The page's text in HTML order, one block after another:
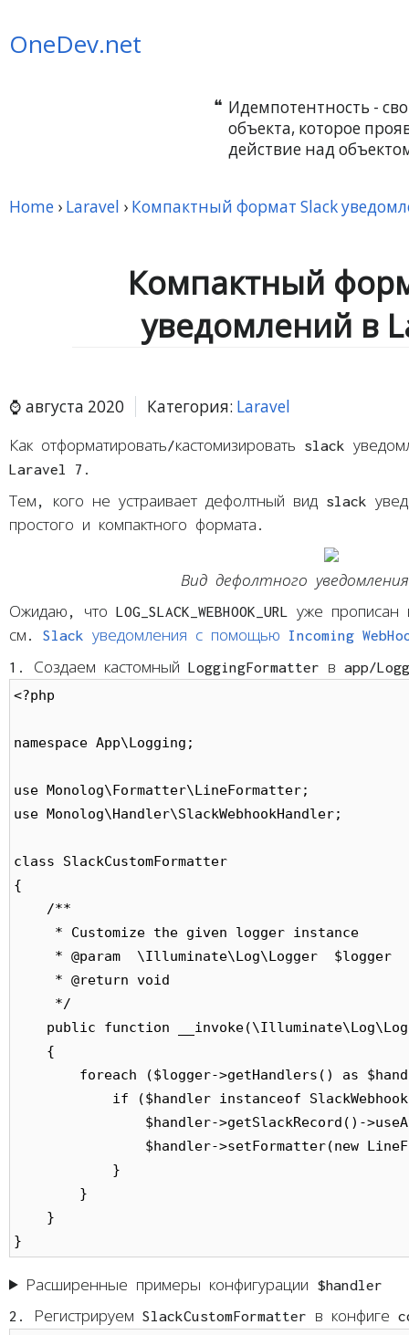
OneDev.net
Идемпотентность -
объекта, которое
действие над
Home › Laravel › Компактный формат Slack
Компактный
уведомлений в
августа 2020 Категория: Laravel
Как отформатировать/кастомизировать slack
Laravel 7.
Тем, кого не устраивает дефолтный вид slack
простого и компактного формата.
Вид дефолтного
Ожидаю, что LOG_SLACK_WEBHOOK_URL уже
см. Slack уведомления с помощью Incoming
1. Создаем кастомный LoggingFormatter в app/
<?php
namespace App\Logging;
use Monolog\Formatter\LineFormatter;
use Monolog\Handler\SlackWebhookHandler;
class SlackCustomFormatter
{
    /**
     * Customize the given logger instance
     * @param  \Illuminate\Log\Logger  $logger
     * @return void
     */
public function
    {
foreach ($logger->getHandlers() as
if ($handler instanceof
$handler->getSlackRecord()-
$handler->setFormatter(new
            }
        }
    }
Расширенные примеры конфигурации $handler
2. Регистрируем SlackCustomFormatter в